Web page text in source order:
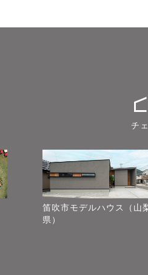
チ
笛吹市モデルハウス（山
県）